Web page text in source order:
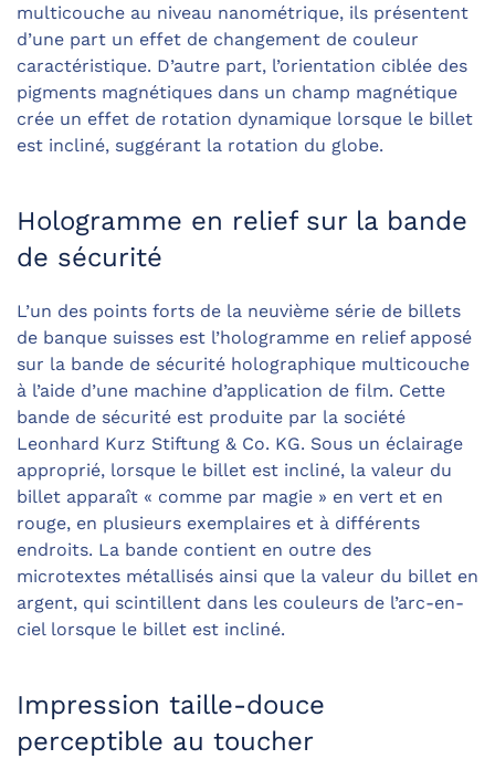
multicouche au niveau nanométrique, ils présentent
d’une part un effet de changement de couleur
caractéristique. D’autre part, l’orientation ciblée des
pigments magnétiques dans un champ magnétique
crée un effet de rotation dynamique lorsque le billet
est incliné, suggérant la rotation du globe.
Hologramme en relief sur la bande
de sécurité
L’un des points forts de la neuvième série de billets
de banque suisses est l’hologramme en relief apposé
sur la bande de sécurité holographique multicouche
à l’aide d’une machine d’application de film. Cette
bande de sécurité est produite par la société
Leonhard Kurz Stiftung & Co. KG. Sous un éclairage
approprié, lorsque le billet est incliné, la valeur du
billet apparaît « comme par magie » en vert et en
rouge, en plusieurs exemplaires et à différents
endroits. La bande contient en outre des
microtextes métallisés ainsi que la valeur du billet en
argent, qui scintillent dans les couleurs de l’arc-en-
ciel lorsque le billet est incliné.
Impression taille-douce
perceptible au toucher